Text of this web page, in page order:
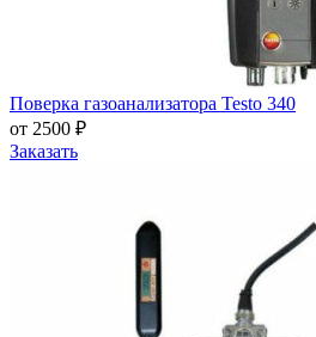
Поверка газоанализатора Testo 340
от 2500 ₽
Заказать